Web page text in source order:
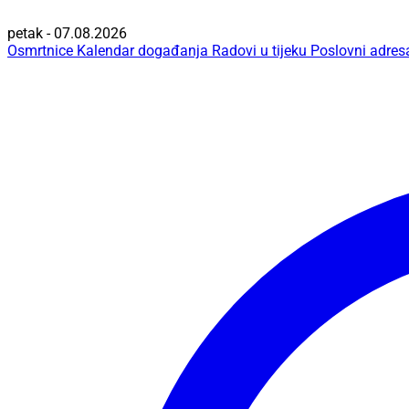
petak - 07.08.2026
Osmrtnice Kalendar događanja Radovi u tijeku Poslovni